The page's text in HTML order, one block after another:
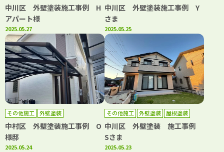
外壁塗装
中川区 外壁塗装施工事例 H
アパート様
2025.05.27
中川区 外壁塗装施工事例 Y
さま
2025.05.25
その他施工 外壁塗装
中村区 外壁塗装施工事例 O
様邸
2025.05.24
その他施工 外壁塗装 屋根塗装
中川区 外壁塗装 施工事例
Sさま
2025.05.23